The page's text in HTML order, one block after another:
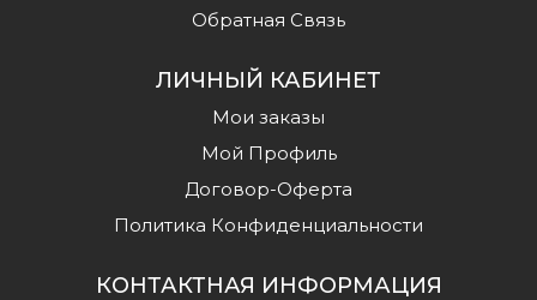
Обратная Связь
ЛИЧНЫЙ КАБИНЕТ
Мои заказы
Мой Профиль
Договор-Оферта
Политика Конфиденциальности
КОНТАКТНАЯ ИНФОРМАЦИЯ